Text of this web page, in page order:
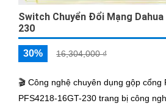
Switch Chuyển Đổi Mạng Dahua
230
30% 16,304,000 ₫
🎬 Công nghệ chuyên dụng gộp cổng
PFS4218-16GT-230 trang bị công